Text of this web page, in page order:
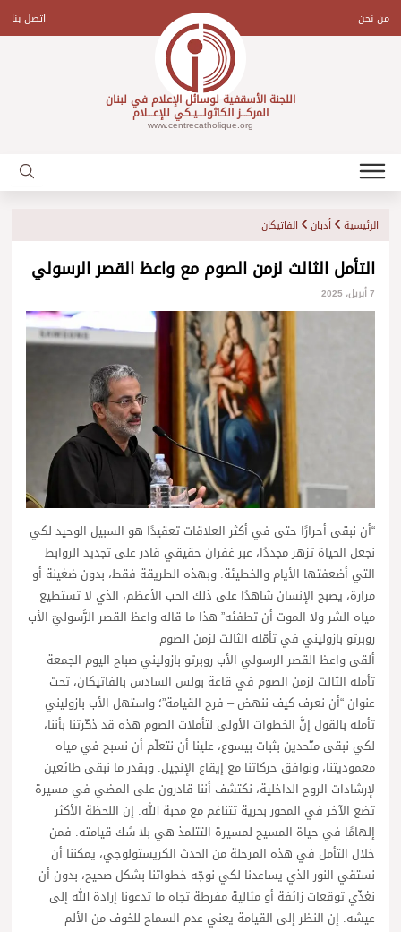
contentمن نحن اتصل بنا
اللجنة الأسقفية لوسائل الإعلام في لبنان
المركـــز الكاثولـــيـكي للإعـــلام
www.centrecatholique.org
الرئيسية أديان الفاتيكان
التأمل الثالث لزمن الصوم مع واعظ القصر الرسولي
7 أبريل، 2025
“أن نبقى أحرارًا حتى في أكثر العلاقات تعقيدًا هو السبيل الوحيد لكي
نجعل الحياة تزهر مجددًا، عبر غفران حقيقي قادر على تجديد الروابط
التي أضعفتها الأيام والخطيئة. وبهذه الطريقة فقط، بدون ضغينة أو
مرارة، يصبح الإنسان شاهدًا على ذلك الحب الأعظم، الذي لا تستطيع
مياه الشر ولا الموت أن تطفئه” هذا ما قاله واعظ القصر الرَّسوليّ الأب
روبرتو بازوليني في تأمّله الثالث لزمن الصوم
ألقى واعظ القصر الرسولي الأب روبرتو بازوليني صباح اليوم الجمعة
تأمله الثالث لزمن الصوم في قاعة بولس السادس بالفاتيكان، تحت
عنوان “أن نعرف كيف ننهض – فرح القيامة”؛ واستهل الأب بازوليني
تأمله بالقول إنَّ الخطوات الأولى لتأملات الصوم هذه قد ذكّرتنا بأننا،
لكي نبقى متّحدين بثبات بيسوع، علينا أن نتعلّم أن نسبح في مياه
معموديتنا، ونوافق حركاتنا مع إيقاع الإنجيل. وبقدر ما نبقى طائعين
لإرشادات الروح الداخلية، نكتشف أننا قادرون على المضي في مسيرة
تضع الآخر في المحور بحرية تتناغم مع محبة الله. إن اللحظة الأكثر
إلهامًا في حياة المسيح لمسيرة التتلمذ هي بلا شك قيامته. فمن
خلال التأمل في هذه المرحلة من الحدث الكريستولوجي، يمكننا أن
نستقي النور الذي يساعدنا لكي نوجّه خطواتنا بشكل صحيح، بدون أن
نغذّي توقعات زائفة أو مثالية مفرطة تجاه ما تدعونا إرادة الله إلى
عيشه. إن النظر إلى القيامة يعني عدم السماح للخوف من الألم